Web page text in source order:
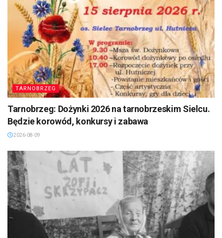
TARNOBRZEG
Tarnobrzeg: Dożynki 2026 na tarnobrzeskim Sielcu.
Będzie korowód, konkursy i zabawa
2026-08-09